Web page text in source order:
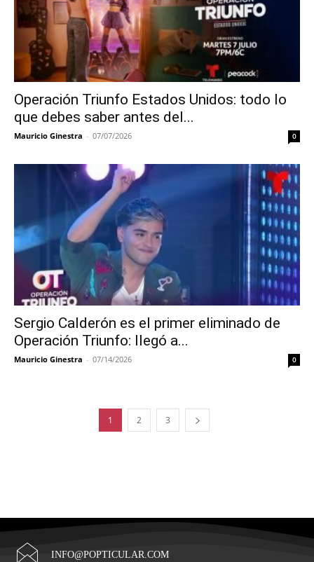
Operación Triunfo Estados Unidos: todo lo
que debes saber antes del...
Mauricio Ginestra - 07/07/2026 0
Sergio Calderón es el primer eliminado de
Operación Triunfo: llegó a...
Mauricio Ginestra - 07/14/2026 0
1 2 3
INFO@POPTICULAR.COM